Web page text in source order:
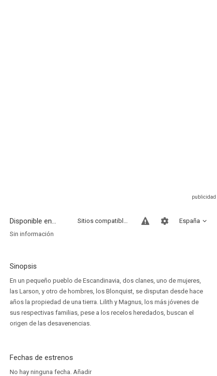
Disponible en... España
Sitios compatibles
Sin información
Sinopsis
En un pequeño pueblo de Escandinavia, dos clanes, uno de mujeres,
las Larson, y otro de hombres, los Blonquist, se disputan desde hace
años la propiedad de una tierra. Lilith y Magnus, los más jóvenes de
sus respectivas familias, pese a los recelos heredados, buscan el
origen de las desavenencias.
Fechas de estrenos
No hay ninguna fecha. Añadir